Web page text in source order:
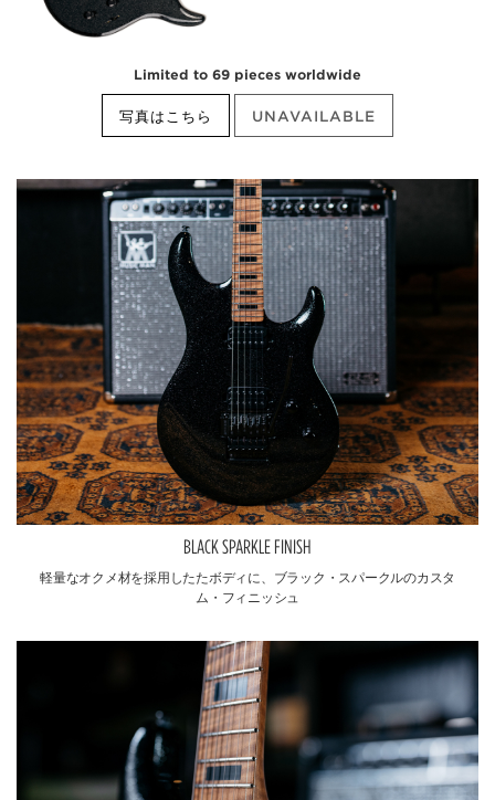
Limited to 69 pieces worldwide
写真はこちら UNAVAILABLE
BLACK SPARKLE FINISH
軽量なオクメ材を採用したたボディに、ブラック・スパークルのカスタ
ム・フィニッシュ